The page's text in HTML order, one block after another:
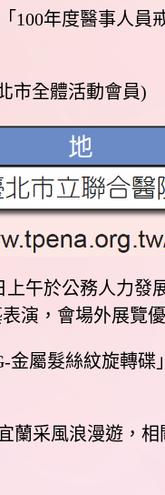
100年度醫事人
市全體活動會員)
午於公務人力
演，會場外展覽
金屬髮絲紋旋轉
蘭采風浪漫遊，